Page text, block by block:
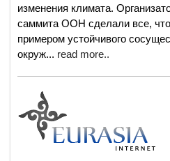
изменения климата.
саммита ООН сделали все,
примером устойчивого
окруж... read more..